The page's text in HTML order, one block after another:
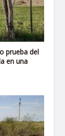
prueba del
en una